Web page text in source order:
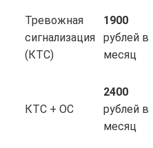
Тревожная
сигнализация
(КТС)
1900
рублей в
месяц
КТС + ОС
2400
рублей в
месяц